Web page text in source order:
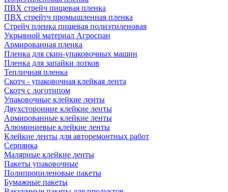
ПВХ стрейч пищевая пленка
ПВХ стрейтч промышленная пленка
Стрейч пленка пищевая полиэтиленовая
Укрывной материал Агроспан
Армированная пленка
Пленка для скин-упаковочных машин
Пленка для запайки лотков
Тепличная пленка
Скотч - упаковочная клейкая лента
Скотч с логотипом
Упаковочные клейкие ленты
Двухсторонние клейкие ленты
Армированные клейкие ленты
Алюминиевые клейкие ленты
Клейкие ленты для авторемонтных работ
Серпянка
Малярные клейкие ленты
Пакеты упаковочные
Полипропиленовые пакеты
Бумажные пакеты